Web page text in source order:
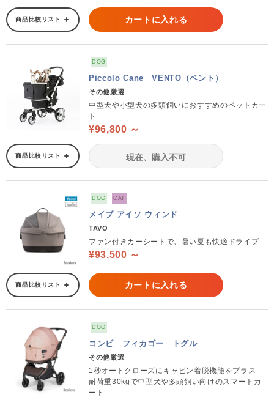
商品比較リスト カートに入れる
DOG
Piccolo Cane VENTO（ベント）
その他厳選
中型犬や小型犬の多頭飼いにおすすめのペットカー
ト
¥96,800 ～
商品比較リスト 現在、購入不可
DOG CAT
メイブ アイソ ウィンド
TAVO
ファン付きカーシートで、暑い夏も快適ドライブ
¥93,500 ～
商品比較リスト カートに入れる
DOG
コンビ フィカゴー トグル
その他厳選
1秒オートクローズにキャビン着脱機能をプラス
耐荷重30kgで中型犬や多頭飼い向けのスマートカ
ート